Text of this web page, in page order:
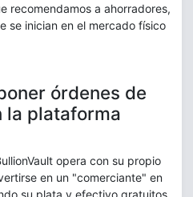
recomendamos a ahorradores,
se inician en el mercado físico
órdenes de
la plataforma
opera con su propio
en un "comerciante" en